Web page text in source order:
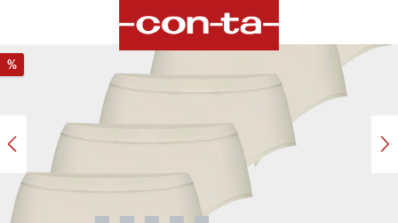
Bildergalerie überspringen
%Rabatt